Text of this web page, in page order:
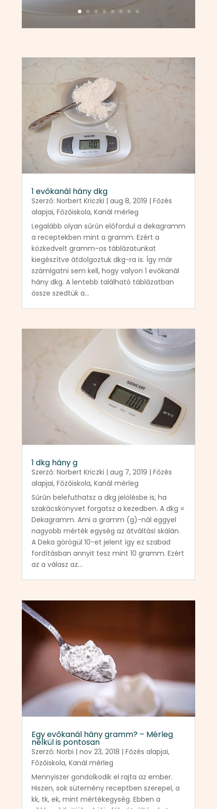
1 evőkanál hány dkg
Szerző: Norbert Kriczki | aug 8, 2019 | Főzés
alapjai, Főzőiskola, Kanál mérleg
Legalább olyan sűrűn előfordul a dekagramm
a receptekben mint a gramm. Ezért a
közkedvelt gramm-os táblázatunkat
kiegészítve átdolgoztuk dkg-ra is. Így már
számlgatni sem kell, hogy valyon 1 evőkanál
hány dkg. A lentebb található táblázatban
össze szedtük a...
1 dkg hány g
Szerző: Norbert Kriczki | aug 7, 2019 | Főzés
alapjai, Főzőiskola, Kanál mérleg
Sűrűn belefuthatsz a dkg jelölésbe is, ha
szakácskönyvet forgatsz a kezedben. A dkg =
Dekagramm. Ami a gramm (g)-nál eggyel
nagyobb mérték egység az átváltási skálán.
A Deka görögül 10-et jelent így ez szabad
fordításban annyit tesz mint 10 gramm. Ezért
az a válasz az...
Egy evőkanál hány gramm? – Mérleg
nélkül is pontosan
Szerző: Norbi | nov 23, 2018 | Főzés alapjai,
Főzőiskola, Kanál mérleg
Mennyiszer gondolkodik el rajta az ember.
Hiszen, sok sütemény receptben szerepel, a
kk, tk, ek, mint mértékegység. Ebben a